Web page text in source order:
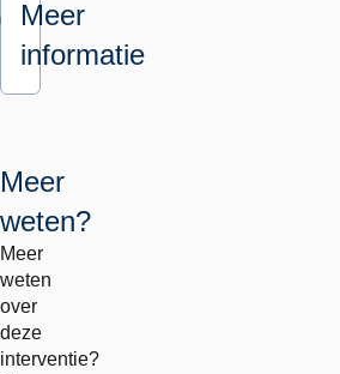
Meer
informatie
Meer
weten?
Meer
weten
over
deze
interventie?